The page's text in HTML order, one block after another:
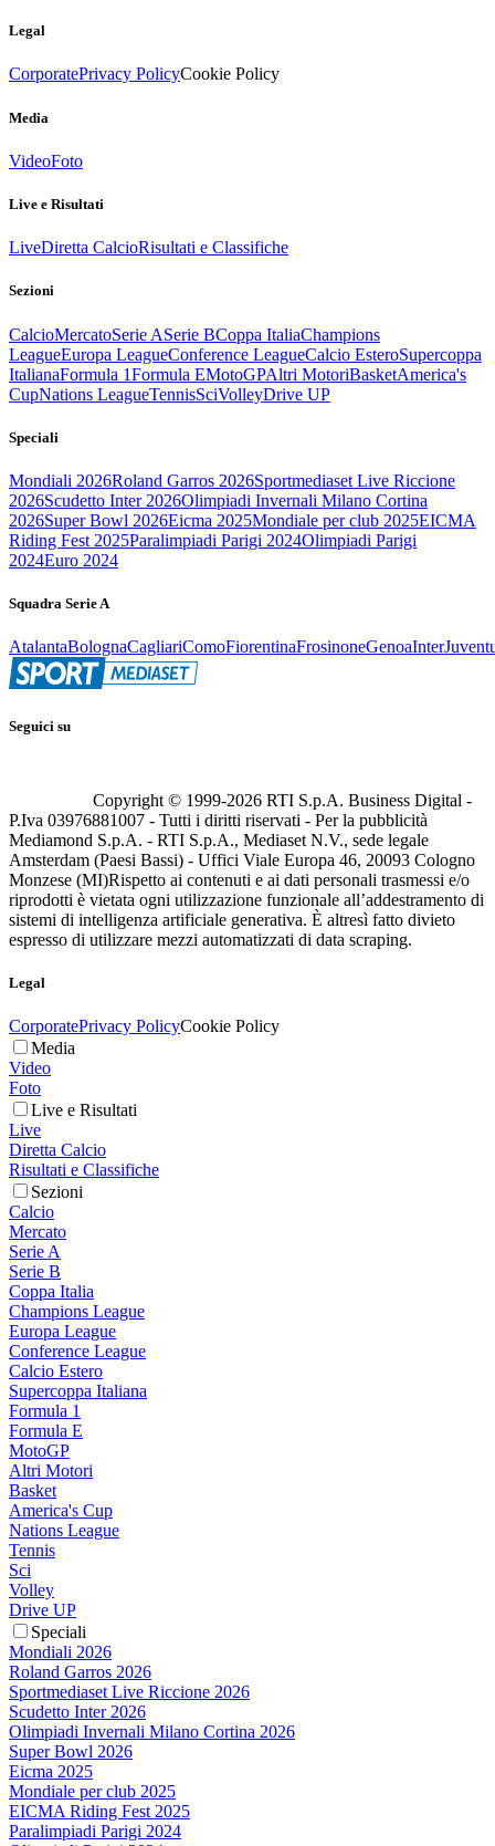
Legal
CorporatePrivacy PolicyCookie Policy
Media
VideoFoto
Live e Risultati
LiveDiretta CalcioRisultati e Classifiche
Sezioni
CalcioMercatoSerie ASerie BCoppa ItaliaChampions
LeagueEuropa LeagueConference LeagueCalcio EsteroSupercoppa
ItalianaFormula 1Formula EMotoGPAltri MotoriBasketAmerica's
CupNations LeagueTennisSciVolleyDrive UP
Speciali
Mondiali 2026Roland Garros 2026Sportmediaset Live Riccione
2026Scudetto Inter 2026Olimpiadi Invernali Milano Cortina
2026Super Bowl 2026Eicma 2025Mondiale per club 2025EICMA
Riding Fest 2025Paralimpiadi Parigi 2024Olimpiadi Parigi
2024Euro 2024
Squadra Serie A
AtalantaBolognaCagliariComoFiorentinaFrosinoneGenoaInter
Seguici su
Copyright © 1999-2026 RTI S.p.A. Business Digital -
P.Iva 03976881007 - Tutti i diritti riservati - Per la pubblicità
Mediamond S.p.A. - RTI S.p.A., Mediaset N.V., sede legale
Amsterdam (Paesi Bassi) - Uffici Viale Europa 46, 20093 Cologno
Monzese (MI)Rispetto ai contenuti e ai dati personali trasmessi e/o
riprodotti è vietata ogni utilizzazione funzionale all’addestramento di
sistemi di intelligenza artificiale generativa. È altresì fatto divieto
espresso di utilizzare mezzi automatizzati di data scraping.
Legal
CorporatePrivacy PolicyCookie Policy
Media
Video
Foto
Live e Risultati
Live
Diretta Calcio
Risultati e Classifiche
Sezioni
Calcio
Mercato
Serie A
Serie B
Coppa Italia
Champions League
Europa League
Conference League
Calcio Estero
Supercoppa Italiana
Formula 1
Formula E
MotoGP
Altri Motori
Basket
America's Cup
Nations League
Tennis
Sci
Volley
Drive UP
Speciali
Mondiali 2026
Roland Garros 2026
Sportmediaset Live Riccione 2026
Scudetto Inter 2026
Olimpiadi Invernali Milano Cortina 2026
Super Bowl 2026
Eicma 2025
Mondiale per club 2025
EICMA Riding Fest 2025
Paralimpiadi Parigi 2024